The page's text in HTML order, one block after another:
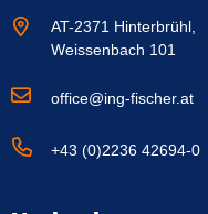
AT-2371 Hinterbrühl,
Weissenbach 101
office@ing-fischer.at
+43 (0)2236 42694-0